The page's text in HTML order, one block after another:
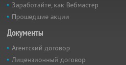
Заработайте, как Вебмастер
Прошедшие акции
Документы
Агентский договор
Лицензионный договор